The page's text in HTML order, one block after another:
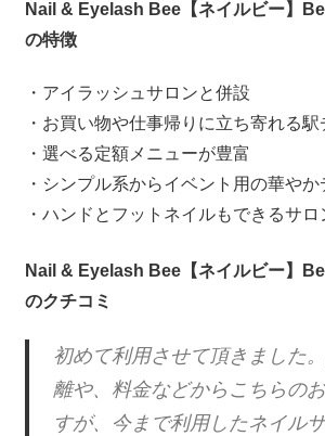
Nail & Eyelash Bee【ネイルビー】
の特徴
・アイラッシュサロンと併設
・お買い物や仕事帰りに立ち寄れる
・選べる定額メニューが豊富
・シンプル系からイベント用の華や
・ハンドとフットネイルもできるサロ
Nail & Eyelash Bee【ネイルビー】
のクチコミ
初めて利用させて頂きました
離や、料金などからこちらの
すが、今まで利用したネイル